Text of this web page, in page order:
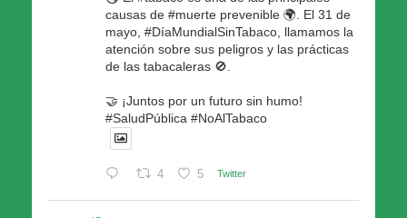
causas de #muerte prevenible 🌍. El 31 de
mayo, #DíaMundialSinTabaco, llamamos la
atención sobre sus peligros y las prácticas
de las tabacaleras 🚫.
🤝 ¡Juntos por un futuro sin humo!
#SaludPública #NoAlTabaco
4 5 Twitter